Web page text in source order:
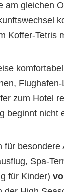
am gleichen
Koffer-Tetris
zum Hotel
beginnt nicht
für besondere
Spa-
für Kinder)